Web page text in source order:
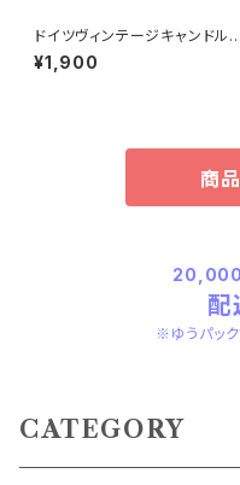
ドイツヴィンテージキャンドルホ
ルダーにっこり赤
¥1,900
商
20,000
配
※ゆうパッ
CATEGORY